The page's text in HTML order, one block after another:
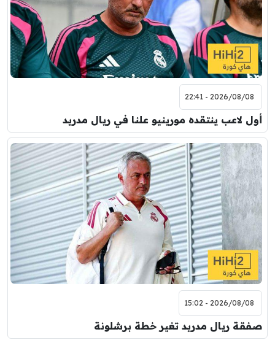
2026/08/08 - 22:41
أول لاعب ينتقده مورينيو علنا في ريال مدريد
2026/08/08 - 15:02
صفقة ريال مدريد تغير خطة برشلونة